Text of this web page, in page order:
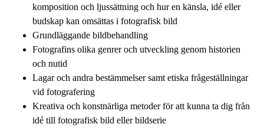
komposition och ljussättning och hur en känsla, idé eller
budskap kan omsättas i fotografisk bild
Grundläggande bildbehandling
Fotografins olika genrer och utveckling genom historien
och nutid
Lagar och andra bestämmelser samt etiska frågeställningar
vid fotografering
Kreativa och konstnärliga metoder för att kunna ta dig från
idé till fotografisk bild eller bildserie